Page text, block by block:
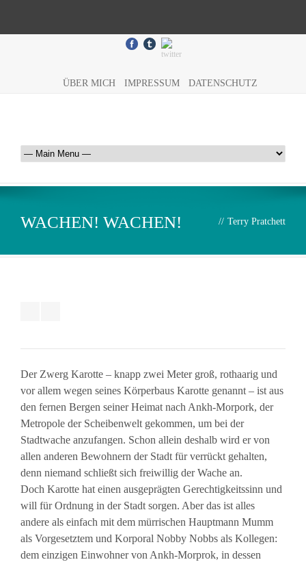
ÜBER MICH IMPRESSUM DATENSCHUTZ
WACHEN! WACHEN! // Terry Pratchett
Der Zwerg Karotte – knapp zwei Meter groß, rothaarig und
vor allem wegen seines Körperbaus Karotte genannt – ist aus
den fernen Bergen seiner Heimat nach Ankh-Morpork, der
Metropole der Scheibenwelt gekommen, um bei der
Stadtwache anzufangen. Schon allein deshalb wird er von
allen anderen Bewohnern der Stadt für verrückt gehalten,
denn niemand schließt sich freiwillig der Wache an.
Doch Karotte hat einen ausgeprägten Gerechtigkeitssinn und
will für Ordnung in der Stadt sorgen. Aber das ist alles
andere als einfach mit dem mürrischen Hauptmann Mumm
als Vorgesetztem und Korporal Nobby Nobbs als Kollegen:
dem einzigen Einwohner von Ankh-Morprok, in dessen